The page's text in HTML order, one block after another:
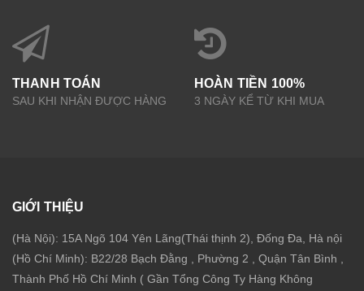
THANH TOÁN
SAU KHI NHẬN ĐƯỢC HÀNG
HOÀN TIỀN 100%
3 NGÀY KỂ TỪ KHI MUA
GIỚI THIỆU
(Hà Nội): 15A Ngõ 104 Yên Lãng(Thái thịnh 2), Đống Đa, Hà nội
(Hồ Chí Minh): B22/28 Bạch Đằng , Phường 2 , Quận Tân Bình ,
Thành Phố Hồ Chí Minh ( Gần Tổng Công Ty Hàng Không